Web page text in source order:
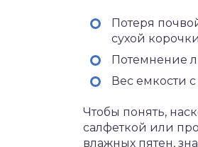
Потеря
сухой
Потемнение
Вес емкости
Чтобы понять,
салфеткой или
влажных пятен,